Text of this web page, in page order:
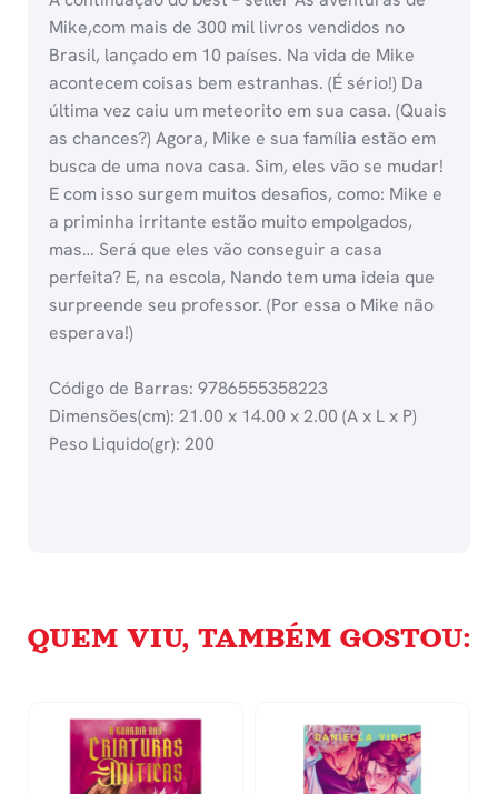
Mike,com mais de 300 mil livros vendidos no
Brasil, lançado em 10 países. Na vida de Mike
acontecem coisas bem estranhas. (É sério!) Da
última vez caiu um meteorito em sua casa. (Quais
as chances?) Agora, Mike e sua família estão em
busca de uma nova casa. Sim, eles vão se mudar!
E com isso surgem muitos desafios, como: Mike e
a priminha irritante estão muito empolgados,
mas… Será que eles vão conseguir a casa
perfeita? E, na escola, Nando tem uma ideia que
surpreende seu professor. (Por essa o Mike não
esperava!)
Código de Barras: 9786555358223
Dimensões(cm): 21.00 x 14.00 x 2.00 (A x L x P)
Peso Liquido(gr): 200
QUEM VIU, TAMBÉM GOSTOU: